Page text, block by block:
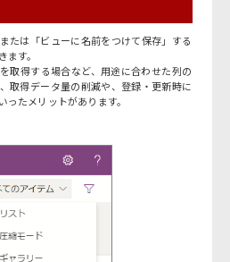
たは「ビューに名前をつけて保存」する
す。
取得する場合など、用途に合わせた列の
取得データ量の削減や、登録・更新時に
たメリットがあります。